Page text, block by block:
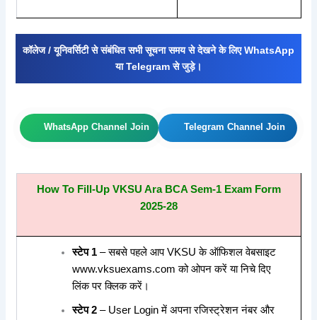
कॉलेज / यूनिवर्सिटी से संबंधित सभी सूचना समय से देखने के लिए WhatsApp
या Telegram से जुड़े।
WhatsApp Channel Join Telegram Channel Join
How To Fill-Up VKSU Ara BCA Sem-1 Exam Form
2025-28
स्टेप 1– सबसे पहले आप VKSU के ऑफिशल वेबसाइट
www.vksuexams.com को ओपन करें या निचे दिए
लिंक पर क्लिक करें।
स्टेप 2– User Login में अपना रजिस्ट्रेशन नंबर और